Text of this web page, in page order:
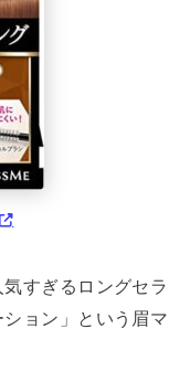
すぎるロングセラ
ョン」という眉マ